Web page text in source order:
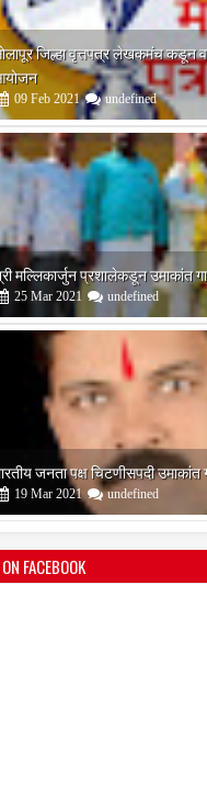
मल्लिकार्जुन प्रशालेकडून उमाकांत
2021 undefined
जनता पक्ष चिटणीसपदी उमाकांत
undefined
येथे कांचन फौंडेशन शाखेचे
2021
FACEBOOK